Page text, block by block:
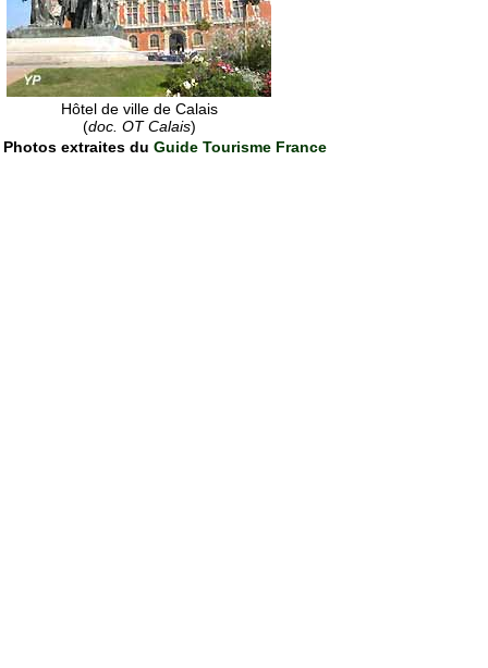
Hôtel de ville de Calais
(doc. OT Calais)
Photos extraites du Guide Tourisme France